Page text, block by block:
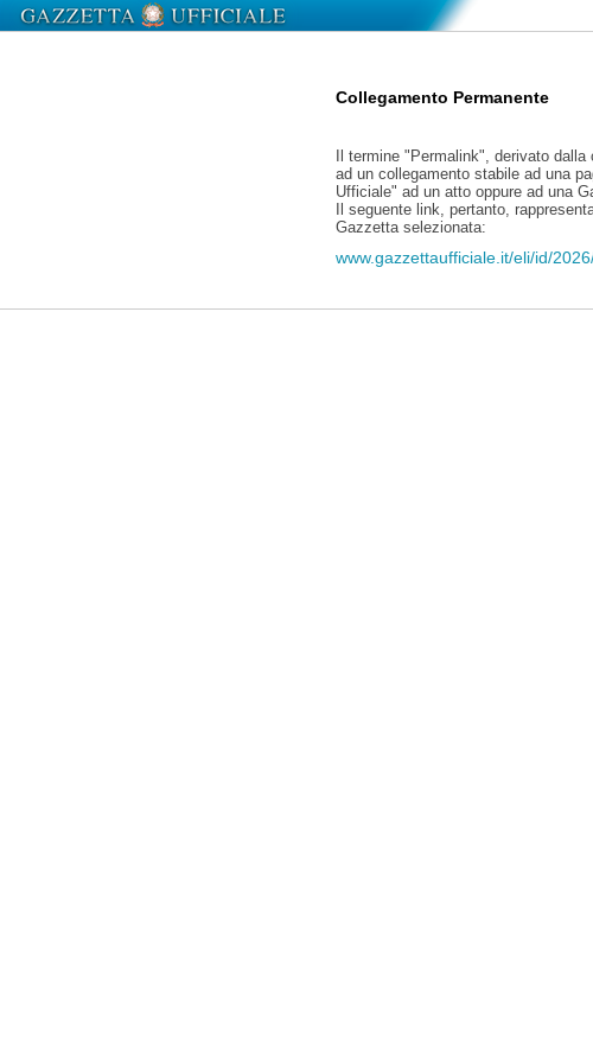
Collegamento Permanente
Il termine "Permalink", derivato
ad un collegamento stabile ad una
Ufficiale" ad un atto oppure ad una
Il seguente link, pertanto,
Gazzetta selezionata:
www.gazzettaufficiale.it/eli/id/